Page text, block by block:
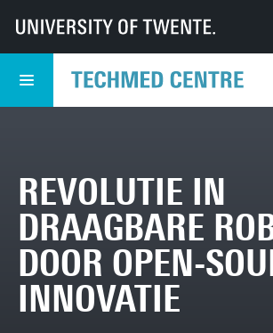
UT TechMed TechMed Centrum
Overzicht Nieuws
Revolutie in draagbare robotica door open-
REVOLUTIE IN
DRAAGBARE
DOOR OPEN-
INNOVATIE